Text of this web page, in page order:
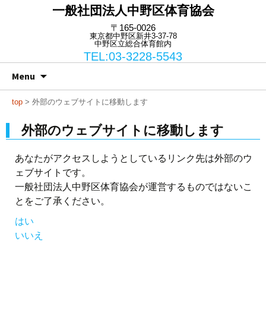
一般社団法人中野区体育協会
〒165-0026
東京都中野区新井3-37-78
中野区立総合体育館内
TEL:03-3228-5543
Menu
content
top > 外部のウェブサイトに移動します
外部のウェブサイトに移動します
あなたがアクセスしようとしているリンク先は外部のウ
ェブサイトです。
一般社団法人中野区体育協会が運営するものではないこ
とをご了承ください。
はい
いいえ